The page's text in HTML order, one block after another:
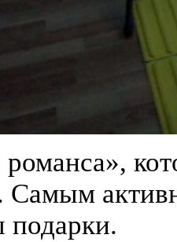
романса»,
Самым
подарки.